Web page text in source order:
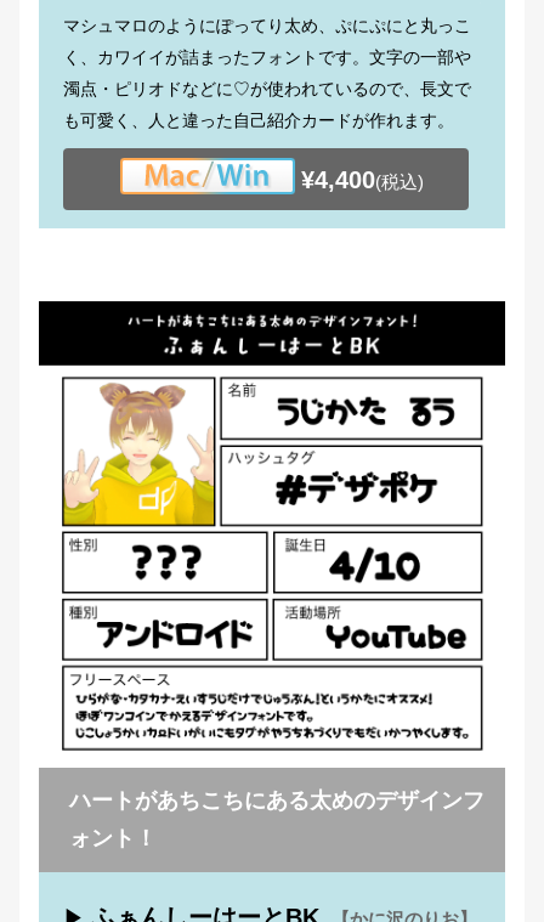
マシュマロのようにぽってり太め、ぷにぷにと丸っこ
く、カワイイが詰まったフォントです。文字の一部や
濁点・ピリオドなどに♡が使われているので、長文で
も可愛く、人と違った自己紹介カードが作れます。
¥4,400(税込)
ハートがあちこちにある太めのデザインフ
ォント！